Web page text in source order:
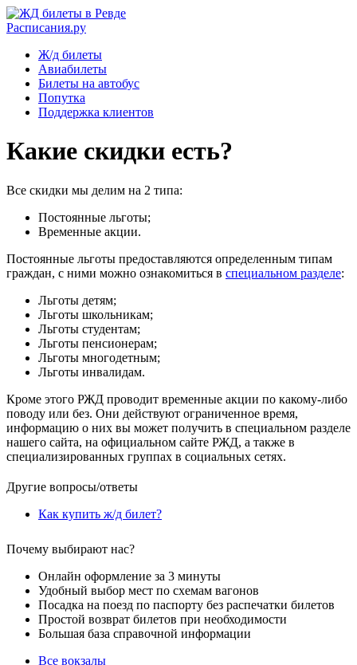
Расписания.ру
Ж/д билеты
Авиабилеты
Билеты на автобус
Попутка
Поддержка клиентов
Какие скидки есть?
Все скидки мы делим на 2 типа:
Постоянные льготы;
Временные акции.
Постоянные льготы предоставляются определенным типам
граждан, с ними можно ознакомиться в специальном разделе:
Льготы детям;
Льготы школьникам;
Льготы студентам;
Льготы пенсионерам;
Льготы многодетным;
Льготы инвалидам.
Кроме этого РЖД проводит временные акции по какому-либо
поводу или без. Они действуют ограниченное время,
информацию о них вы может получить в специальном разделе
нашего сайта, на официальном сайте РЖД, а также в
специализированных группах в социальных сетях.
Другие вопросы/ответы
Как купить ж/д билет?
Почему выбирают нас?
Онлайн оформление за 3 минуты
Удобный выбор мест по схемам вагонов
Посадка на поезд по паспорту без распечатки билетов
Простой возврат билетов при необходимости
Большая база справочной информации
Все вокзалы